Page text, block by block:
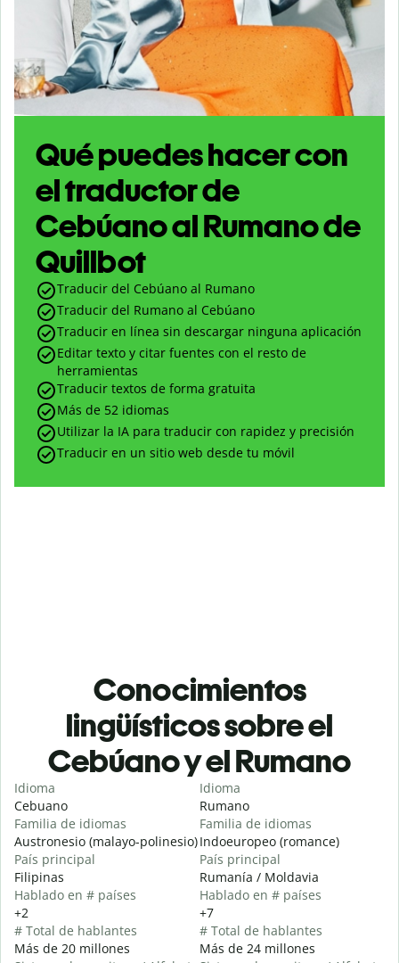
Qué puedes hacer con
el traductor de
Cebúano al Rumano de
Quillbot
Traducir del Cebúano al Rumano
Traducir del Rumano al Cebúano
Traducir en línea sin descargar ninguna aplicación
Editar texto y citar fuentes con el resto de
herramientas
Traducir textos de forma gratuita
Más de 52 idiomas
Utilizar la IA para traducir con rapidez y precisión
Traducir en un sitio web desde tu móvil
Conocimientos
lingüísticos sobre el
Cebúano y el Rumano
Idioma
Cebuano
Familia de idiomas
Austronesio (malayo-polinesio)
País principal
Filipinas
Hablado en # países
+2
# Total de hablantes
Más de 20 millones
Idioma
Rumano
Familia de idiomas
Indoeuropeo (romance)
País principal
Rumanía / Moldavia
Hablado en # países
+7
# Total de hablantes
Más de 24 millones